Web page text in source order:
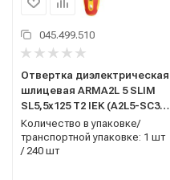
045.499.510
Отвертка диэлектрическая
шлицевая ARMA2L 5 SLIM
SL5,5х125 Т2 IEK (A2L5-SC31-
T2-SL-55-125)
Количество в упаковке/
транспортной упаковке: 1 шт
/ 240 шт